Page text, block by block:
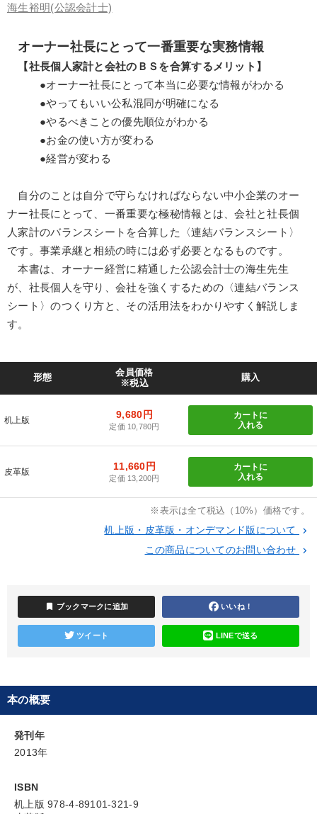
海生裕明(公認会計士)
オーナー社長にとって一番重要な実務情報
【社長個人家計と会社のＢＳを合算するメリット】
●オーナー社長にとって本当に必要な情報がわかる
●やってもいい公私混同が明確になる
●やるべきことの優先順位がわかる
●お金の使い方が変わる
●経営が変わる
自分のことは自分で守らなければならない中小企業のオー
ナー社長にとって、一番重要な極秘情報とは、会社と社長個
人家計のバランスシートを合算した〈連結バランスシート〉
です。事業承継と相続の時には必ず必要となるものです。
本書は、オーナー経営に精通した公認会計士の海生先生
が、社長個人を守り、会社を強くするための〈連結バランス
シート〉のつくり方と、その活用法をわかりやすく解説しま
す。
形態
会員価格
※税込
購入
机上版 9,680円
定価 10,780円
カートに
入れる
皮革版 11,660円
定価 13,200円
カートに
入れる
※表示は全て税込（10%）価格です。
机上版・皮革版・オンデマンド版について keyboard_arrow_right
この商品についてのお問い合わせ keyboard_arrow_right
bookmark ブックマークに追加 いいね！
ツイート LINEで送る
本の概要
発刊年
2013年
ISBN
机上版 978-4-89101-321-9